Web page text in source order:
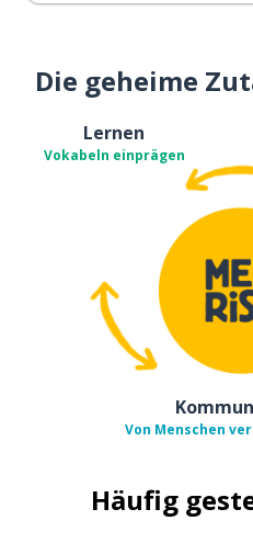
Die geheime
Lernen
Vokabeln einprägen
Von Menschen
Häufig